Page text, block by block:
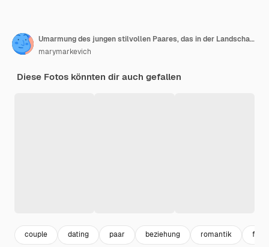
Umarmung des jungen stilvollen Paares, das in der Landschaft verliebt ist
marymarkevich
Diese Fotos könnten dir auch gefallen
couple dating paar beziehung romantik frau